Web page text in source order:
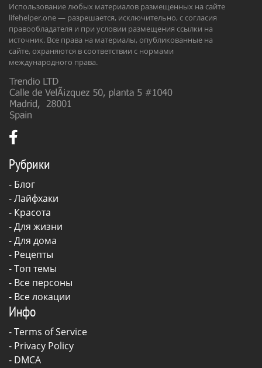
Использование любых материалов размещенных на сайте
lifehelper.one — разрешается, исключительно, с согласия
правообладателя и при условии размещения ссылки на
источник. Все права на материалы, опубликованные на
сайте, охраняются в соответствии с нормами
международного права.
Рубрики
- Блог
-Лайфхаки
- Красота
-Для жизни
-Для дома
- Рецепты
- Топ темы
- Все персоны
- Все локации
Инфо
-Terms of Service
- Privacy Policy
- DMCA